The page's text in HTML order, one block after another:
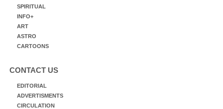
SPIRITUAL
INFO+
ART
ASTRO
CARTOONS
CONTACT US
EDITORIAL
ADVERTISMENTS
CIRCULATION